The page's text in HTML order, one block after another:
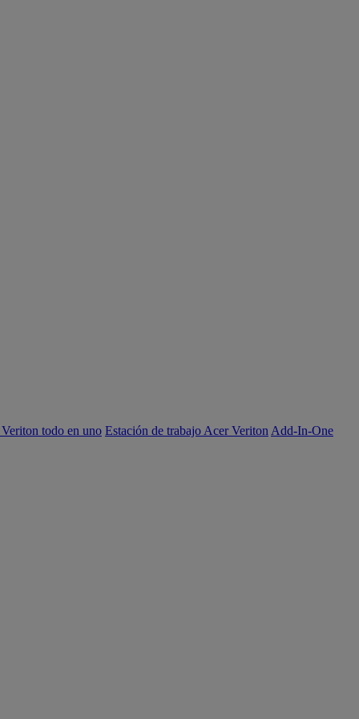
todo en uno Estación de trabajo Acer Veriton Add-In-One